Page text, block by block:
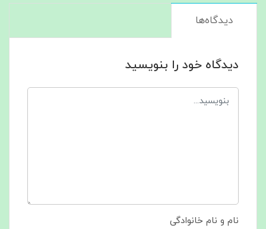
دیدگاه‌ها
دیدگاه خود را بنویسید
نام و نام خانوادگی